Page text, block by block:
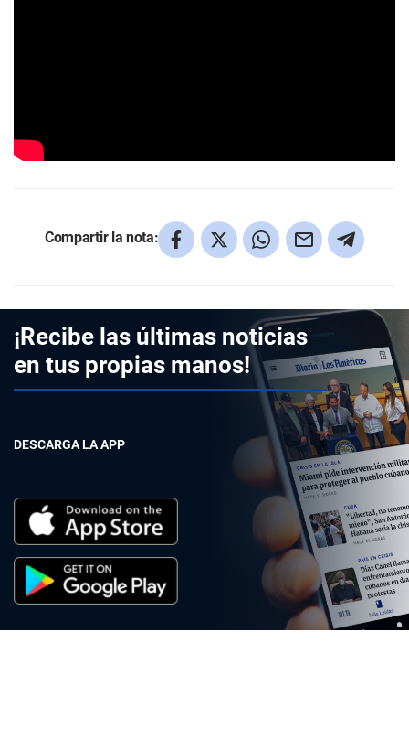
Compartir la nota:
¡Recibe las últimas noticias
en tus propias manos!
DESCARGA LA APP